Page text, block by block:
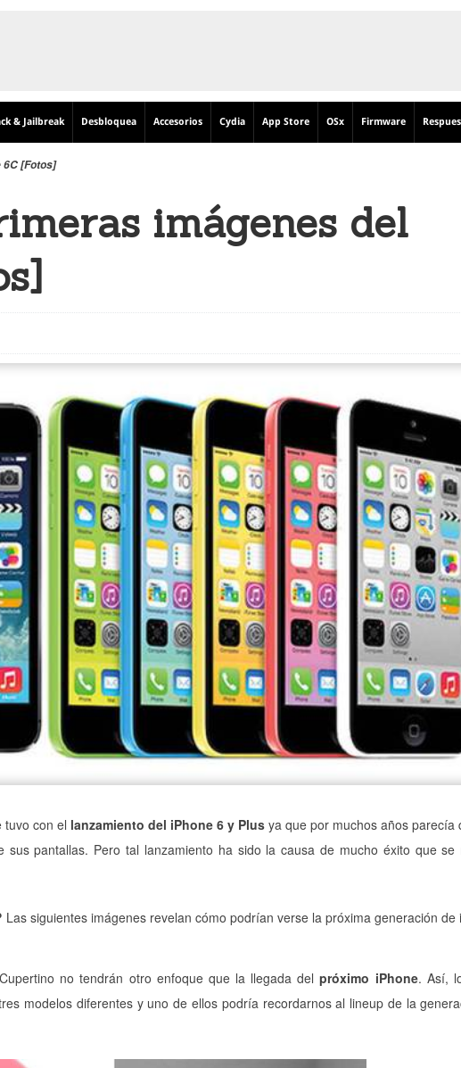
& Jailbreak Desbloquea Accesorios Cydia App Store OSx Firmware
6C [Fotos]
imágenes del
tuvo con el lanzamiento del iPhone 6 y Plus ya que por muchos años parecía
pantallas. Pero tal lanzamiento ha sido la causa de mucho éxito que se
Las siguientes imágenes revelan cómo podrían verse la próxima generación de
no tendrán otro enfoque que la llegada delpróximo iPhone. Así,
modelos diferentes y uno de ellos podría recordarnos al lineup de la